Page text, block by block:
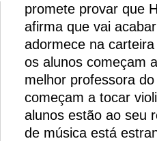
promete provar que
afirma que vai
adormece na
os alunos começam
melhor professora
começam a tocar
alunos estão ao seu
de música está